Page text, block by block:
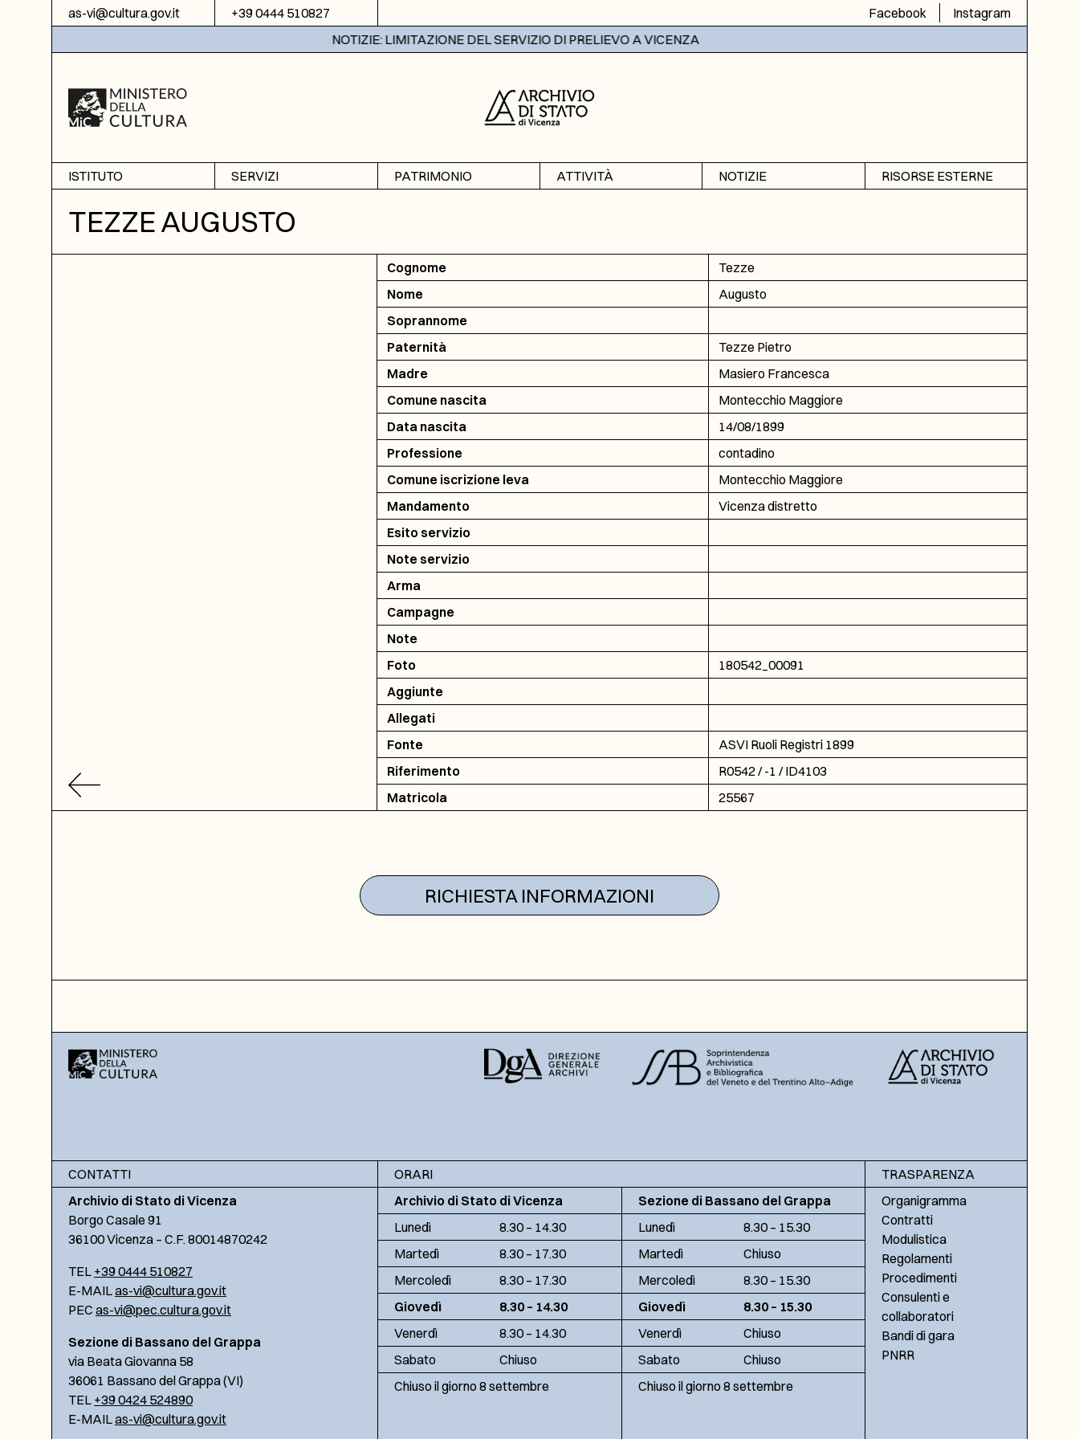
Vai al contenuto
as-vi@cultura.gov.it +39 0444 510827 Facebook
Instagram
NOTIZIE: LIMITAZIONE DEL SERVIZIO DI PRELIEVO A VICENZA
ISTITUTO
Informazioni
Sezione di Bassano del
SERVIZI
Ricerche
Fotoriproduzione
PATRIMONIO
ATTIVITÀ
NOTIZIE
RISORSE ESTERNE
DGA
ICAR
TEZZE AUGUSTO
Cognome
Tezze
Nome
Augusto
Soprannome
Paternità
Tezze Pietro
Madre
Masiero Francesca
Comune nascita
Montecchio Maggiore
Data nascita
14/08/1899
Professione
contadino
Comune iscrizione leva
Montecchio Maggiore
Mandamento
Vicenza distretto
Esito servizio
Note servizio
Arma
Campagne
Note
Foto
180542_00091
Aggiunte
Allegati
Fonte
ASVI Ruoli Registri 1899
Riferimento
R0542 / -1 / ID4103
Matricola
25567
RICHIESTA INFORMAZIONI
CONTATTI
Archivio di Stato di Vicenza
Borgo Casale 91
36100 Vicenza – C.F. 80014870242
TEL +39 0444 510827
E-MAILas-vi@cultura.gov.it
PEC as-vi@pec.cultura.gov.it
Sezione di Bassano del Grappa
via Beata Giovanna 58
36061 Bassano del Grappa (VI)
TEL +39 0424 524890
E-MAILas-vi@cultura.gov.it
ORARI
Archivio di Stato di Vicenza
Lunedì
8.30 – 14.30
Martedì
8.30 – 17.30
Mercoledì
8.30 – 17.30
Giovedì
8.30 – 14.30
Venerdì
8.30 – 14.30
Sabato
Chiuso
Chiuso il giorno 8 settembre
Sezione di Bassano del Grappa
Lunedì
8.30 – 15.30
Martedì
Chiuso
Mercoledì
8.30 – 15.30
Giovedì
8.30 – 15.30
Venerdì
Chiuso
Sabato
Chiuso
Chiuso il giorno 8 settembre
TRASPARENZA
Organigramma
Contratti
Modulistica
Regolamenti
Procedimenti
Consulenti e
collaboratori
Bandi di gara
PNRR